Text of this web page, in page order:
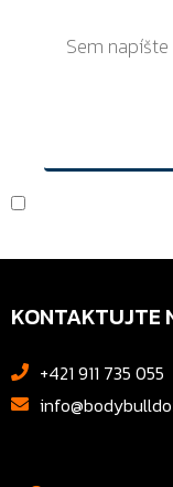
KONTAKTUJTE
+421 911 735 055